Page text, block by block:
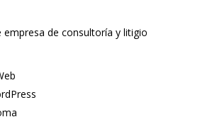
de consultoría y litigio